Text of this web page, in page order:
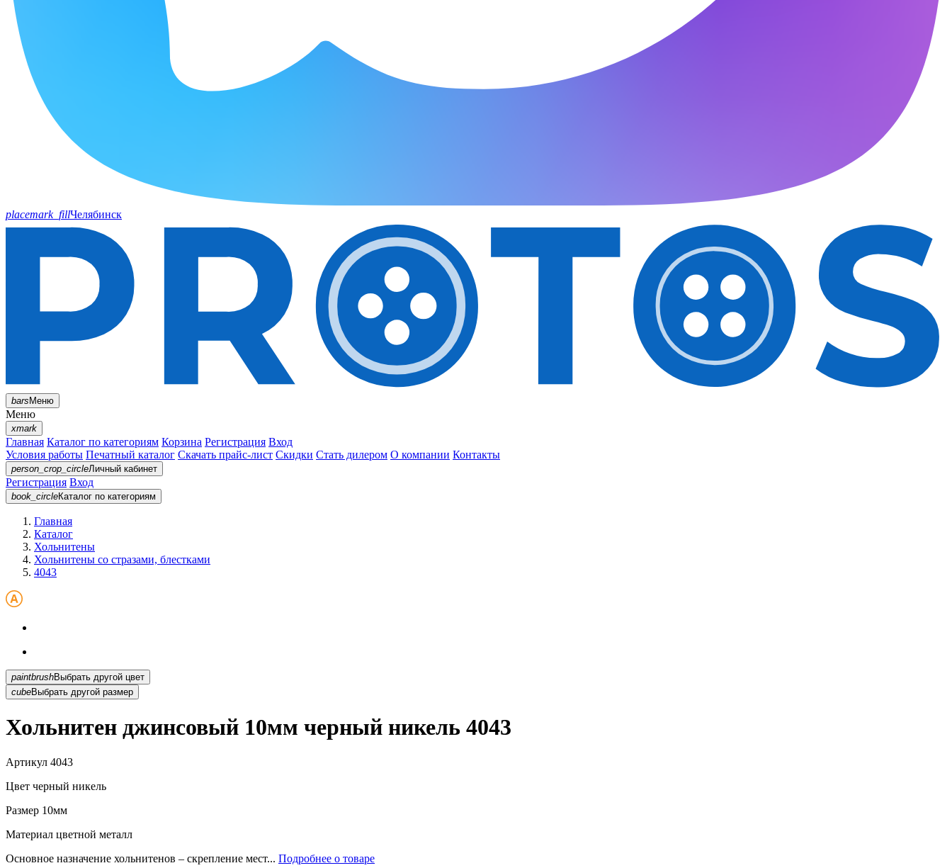
placemark_fillЧелябинск
barsМеню
Меню
xmark
Главная Каталог по категориям Корзина Регистрация Вход
Условия работы Печатный каталог Скачать прайс-лист Скидки Стать дилером О компании Контакты
person_crop_circleЛичный кабинет
Регистрация Вход
book_circleКаталог по категориям
Главная
Каталог
Хольнитены
Хольнитены со стразами, блестками
4043
paintbrush
Выбрать другой цвет
cubeВыбрать другой размер
Хольнитен джинсовый 10мм черный никель 4043
Артикул 4043
Цвет черный никель
Размер 10мм
Материал цветной металл
Основное назначение хольнитенов – скрепление мест... Подробнее о товаре